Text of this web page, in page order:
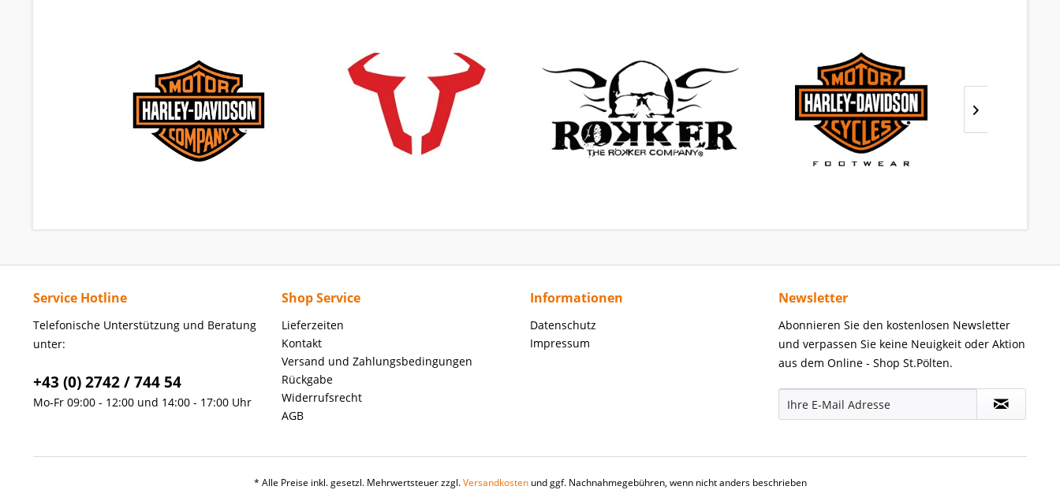
Service Hotline
Telefonische Unterstützung und Beratung
unter:
+43 (0) 2742 / 744 54
Mo-Fr 09:00 - 12:00 und 14:00 - 17:00 Uhr
Shop Service
Lieferzeiten
Kontakt
Versand und Zahlungsbedingungen
Rückgabe
Widerrufsrecht
AGB
Informationen
Datenschutz
Impressum
Newsletter
Abonnieren Sie den kostenlosen Newsletter
und verpassen Sie keine Neuigkeit oder Aktion
aus dem Online - Shop St.Pölten.
* Alle Preise inkl. gesetzl. Mehrwertsteuer zzgl.Versandkostenund ggf. Nachnahmegebühren, wenn nicht anders beschrieben